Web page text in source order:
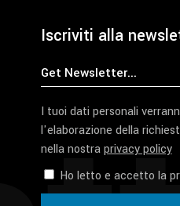
Iscriviti alla
I tuoi dati personali
l'elaborazione della
nella nostraprivacy policy
Ho letto e accetto la